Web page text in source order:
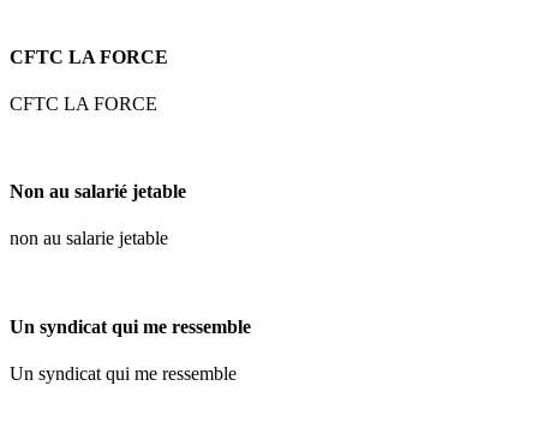
CFTC LA FORCE
CFTC LA FORCE
Non au salarié jetable
non au salarie jetable
Un syndicat qui me ressemble
Un syndicat qui me ressemble